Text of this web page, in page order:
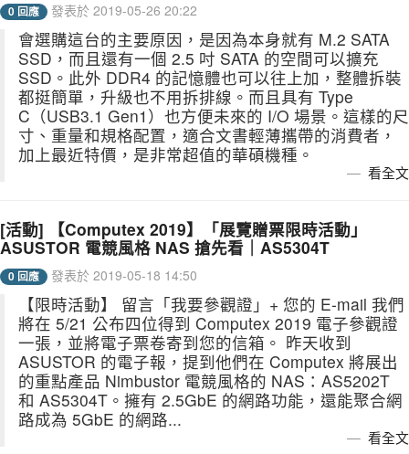
0 回應 發表於 2019-05-26 20:22
會選購這台的主要原因，是因為本身就有 M.2 SATA
SSD，而且還有一個 2.5 吋 SATA 的空間可以擴充
SSD。此外 DDR4 的記憶體也可以往上加，整體拆裝
都挺簡單，升級也不用拆排線。而且具有 Type
C（USB3.1 Gen1）也方便未來的 I/O 場景。這樣的尺
寸、重量和規格配置，適合文書輕薄攜帶的消費者，
加上最近特價，是非常超值的華碩機種。
看全文
[活動] 【Computex 2019】「展覽贈票限時活動」
ASUSTOR 電競風格 NAS 搶先看｜AS5304T
0 回應 發表於 2019-05-18 14:50
【限時活動】 留言「我要參觀證」+ 您的 E-mail 我們
將在 5/21 公布四位得到 Computex 2019 電子參觀證
一張，並將電子票卷寄到您的信箱。 昨天收到
ASUSTOR 的電子報，提到他們在 Computex 將展出
的重點產品 Nimbustor 電競風格的 NAS：AS5202T
和 AS5304T。擁有 2.5GbE 的網路功能，還能聚合網
路成為 5GbE 的網路...
看全文